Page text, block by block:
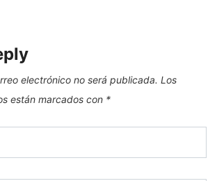
electrónico no será publicada. Los
están marcados con *